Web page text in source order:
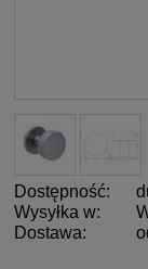
Dostępność:
Wysyłka w:
Dostawa:
Cena nie